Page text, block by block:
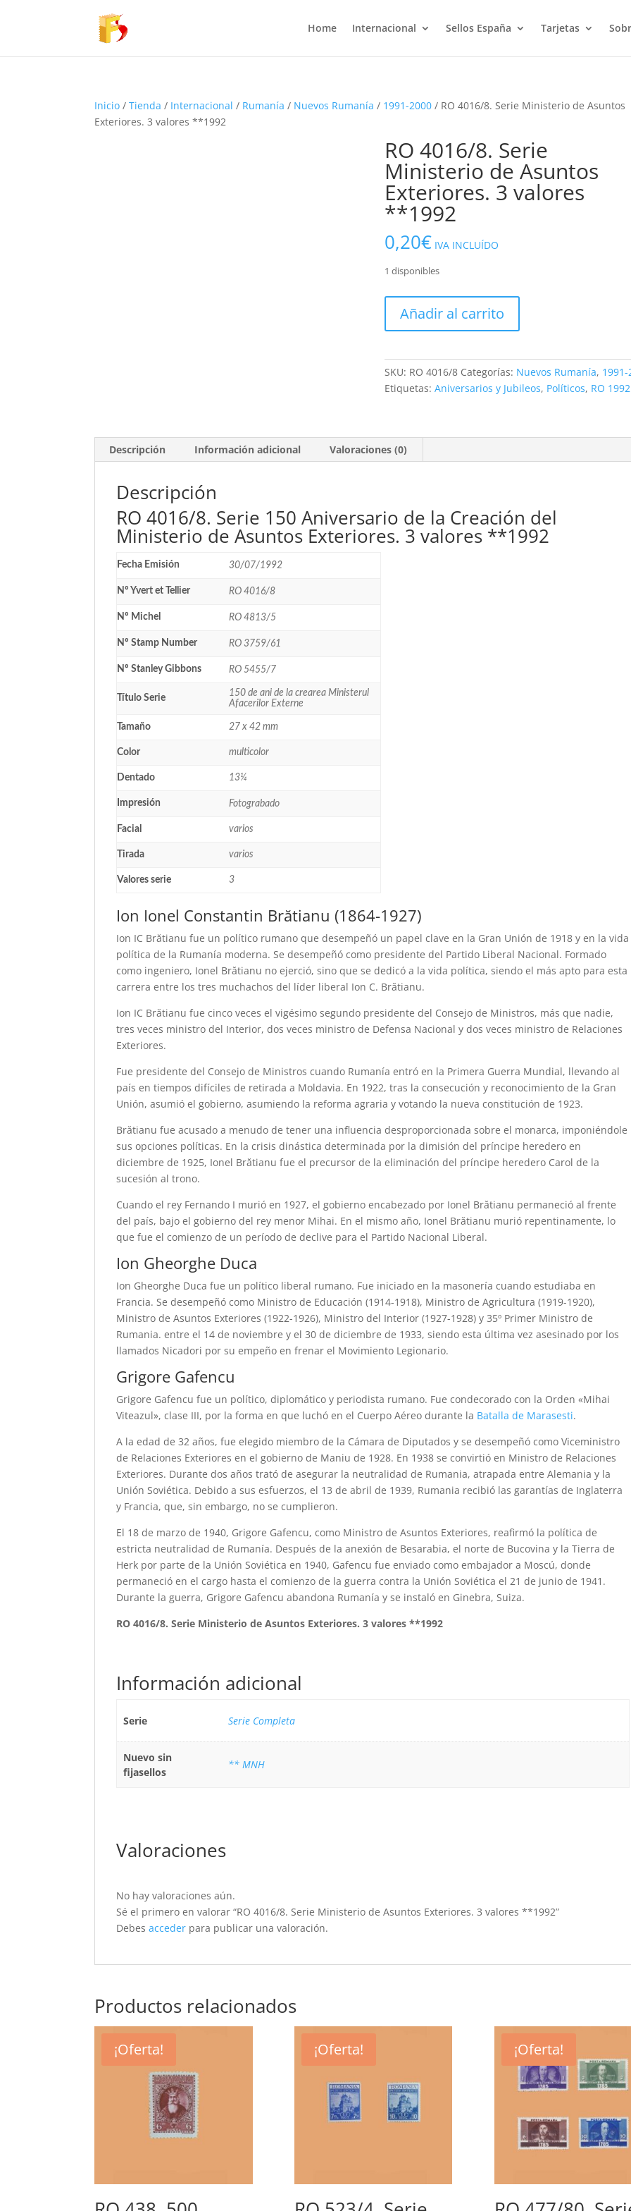
Home Internacional Sellos España Tarjetas
Inicio /Tienda / Internacional / Rumanía / Nuevos Rumanía / 1991-2000 / RO 4016/8. Serie Ministerio de Asuntos
Exteriores. 3 valores **1992
RO 4016/8. Serie
Ministerio de Asuntos
Exteriores. 3 valores
**1992
0,20€ IVA INCLUÍDO
1 disponibles
4016/8.
Serie
de
Asuntos
**1992
cantidad
Añadir al carrito
SKU: RO 4016/8 Categorías: Nuevos Rumanía, 1991-
Etiquetas:Aniversarios y Jubileos, Políticos, RO 1992
Descripción Información adicional Valoraciones (0)
Descripción
RO 4016/8. Serie 150 Aniversario de la Creación del
Ministerio de Asuntos Exteriores. 3 valores **1992
Fecha Emisión 30/07/1992
Nº Yvert et Tellier RO 4016/8
Nº Michel RO 4813/5
Nº Stamp Number RO 3759/61
Nº Stanley Gibbons RO 5455/7
Título Serie
150 de ani de la crearea Ministerul
Afacerilor Externe
Tamaño 27 x 42 mm
Color multicolor
Dentado 13¼
Impresión Fotograbado
Facial varios
Tirada varios
Valores serie 3
Ion Ionel Constantin Brătianu (1864-1927)
Ion IC Brătianu fue un político rumano que desempeñó un papel clave en la Gran Unión de 1918 y en la vida
política de la Rumanía moderna. Se desempeñó como presidente del Partido Liberal Nacional. Formado
como ingeniero, Ionel Brătianu no ejerció, sino que se dedicó a la vida política, siendo el más apto para esta
carrera entre los tres muchachos del líder liberal Ion C. Brătianu.
Ion IC Brătianu fue cinco veces el vigésimo segundo presidente del Consejo de Ministros, más que nadie,
tres veces ministro del Interior, dos veces ministro de Defensa Nacional y dos veces ministro de Relaciones
Exteriores.
Fue presidente del Consejo de Ministros cuando Rumanía entró en la Primera Guerra Mundial, llevando al
país en tiempos difíciles de retirada a Moldavia. En 1922, tras la consecución y reconocimiento de la Gran
Unión, asumió el gobierno, asumiendo la reforma agraria y votando la nueva constitución de 1923.
Brătianu fue acusado a menudo de tener una influencia desproporcionada sobre el monarca, imponiéndole
sus opciones políticas. En la crisis dinástica determinada por la dimisión del príncipe heredero en
diciembre de 1925, Ionel Brătianu fue el precursor de la eliminación del príncipe heredero Carol de la
sucesión al trono.
Cuando el rey Fernando I murió en 1927, el gobierno encabezado por Ionel Brătianu permaneció al frente
del país, bajo el gobierno del rey menor Mihai. En el mismo año, Ionel Brătianu murió repentinamente, lo
que fue el comienzo de un período de declive para el Partido Nacional Liberal.
Ion Gheorghe Duca
Ion Gheorghe Duca fue un político liberal rumano. Fue iniciado en la masonería cuando estudiaba en
Francia. Se desempeñó como Ministro de Educación (1914-1918), Ministro de Agricultura (1919-1920),
Ministro de Asuntos Exteriores (1922-1926), Ministro del Interior (1927-1928) y 35º Primer Ministro de
Rumania. entre el 14 de noviembre y el 30 de diciembre de 1933, siendo esta última vez asesinado por los
llamados Nicadori por su empeño en frenar el Movimiento Legionario.
Grigore Gafencu
Grigore Gafencu fue un político, diplomático y periodista rumano. Fue condecorado con la Orden «Mihai
Viteazul», clase III, por la forma en que luchó en el Cuerpo Aéreo durante la Batalla de Marasesti.
A la edad de 32 años, fue elegido miembro de la Cámara de Diputados y se desempeñó como Viceministro
de Relaciones Exteriores en el gobierno de Maniu de 1928. En 1938 se convirtió en Ministro de Relaciones
Exteriores. Durante dos años trató de asegurar la neutralidad de Rumania, atrapada entre Alemania y la
Unión Soviética. Debido a sus esfuerzos, el 13 de abril de 1939, Rumania recibió las garantías de Inglaterra
y Francia, que, sin embargo, no se cumplieron.
El 18 de marzo de 1940, Grigore Gafencu, como Ministro de Asuntos Exteriores, reafirmó la política de
estricta neutralidad de Rumanía. Después de la anexión de Besarabia, el norte de Bucovina y la Tierra de
Herk por parte de la Unión Soviética en 1940, Gafencu fue enviado como embajador a Moscú, donde
permaneció en el cargo hasta el comienzo de la guerra contra la Unión Soviética el 21 de junio de 1941.
Durante la guerra, Grigore Gafencu abandona Rumanía y se instaló en Ginebra, Suiza.
RO 4016/8. Serie Ministerio de Asuntos Exteriores. 3 valores **1992
Información adicional
Serie Serie Completa
Nuevo sin
fijasellos
** MNH
Valoraciones
No hay valoraciones aún.
Sé el primero en valorar “RO 4016/8. Serie Ministerio de Asuntos Exteriores. 3 valores **1992”
Debesacceder para publicar una valoración.
Productos relacionados
¡Oferta! ¡Oferta! ¡Oferta!